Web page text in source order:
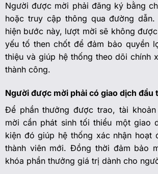
Người được mời phải đăng ký bằng
hoặc truy cập thông qua đường
hiện bước này, lượt mời sẽ không
yếu tố then chốt để đảm bảo quyền
thiệu và giúp hệ thống theo dõi chính
thành công.
Người được mời phải có giao dịch đầu
Để phần thưởng được trao, tài
mời cần phát sinh tối thiểu một giao
kiện đó giúp hệ thống xác nhận hoạt
thành viên mới. Đồng thời đảm bảo
khóa phần thưởng giá trị dành cho